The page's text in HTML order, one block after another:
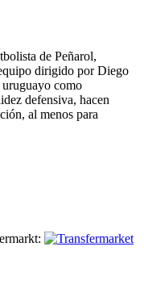
de Peñarol,
dirigido por Diego
como
defensiva, hacen
al menos para